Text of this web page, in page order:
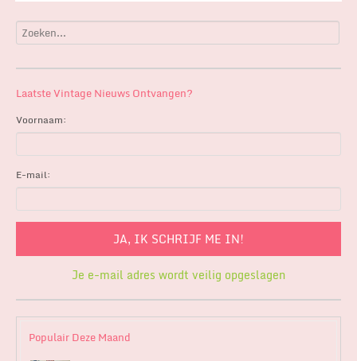
Laatste Vintage Nieuws Ontvangen?
Voornaam:
E-mail:
Je e-mail adres wordt veilig opgeslagen
Populair Deze Maand